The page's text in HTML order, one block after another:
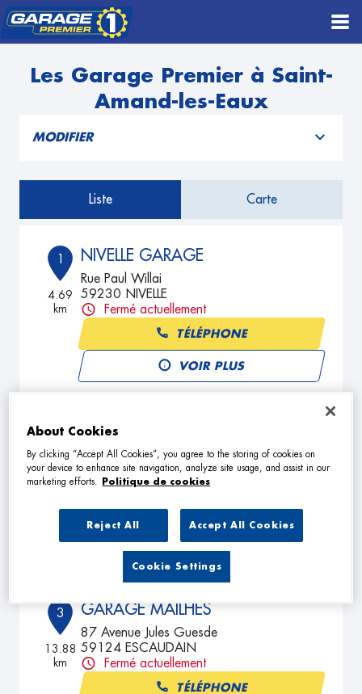
Les Garage Premier à Saint-
Amand-les-Eaux
MODIFIER
Liste Carte
1
4.69
km
NIVELLE GARAGE
Rue Paul Willai
59230 NIVELLE
Fermé actuellement
TÉLÉPHONE
VOIR PLUS
2
9.7 km
GARAGE DENIMAL
350 Rue Denfer
59690 VIEUX CONDE
Fermé actuellement
TÉLÉPHONE
VOIR PLUS
3
13.88
km
GARAGE MAILHES
87 Avenue Jules Guesde
59124 ESCAUDAIN
Fermé actuellement
TÉLÉPHONE
About Cookies
By clicking “Accept All Cookies”, you agree to the storing of cookies on
your device to enhance site navigation, analyze site usage, and assist in our
marketing efforts.
Politique de cookies
Reject All Accept All Cookies
Cookie Settings